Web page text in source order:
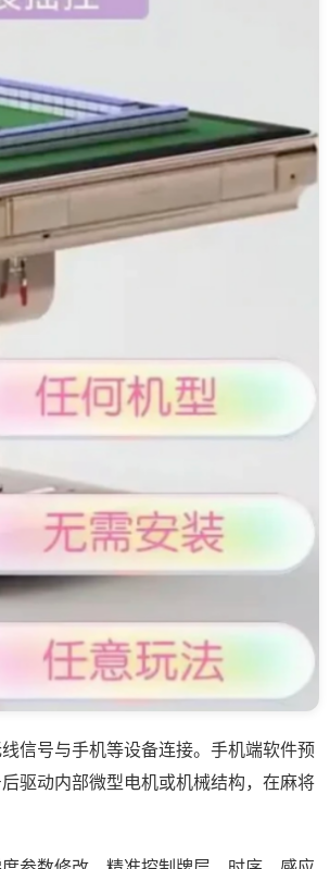
信号与手机等设备连接。手机端软件预
驱动内部微型电机或机械结构，在麻将